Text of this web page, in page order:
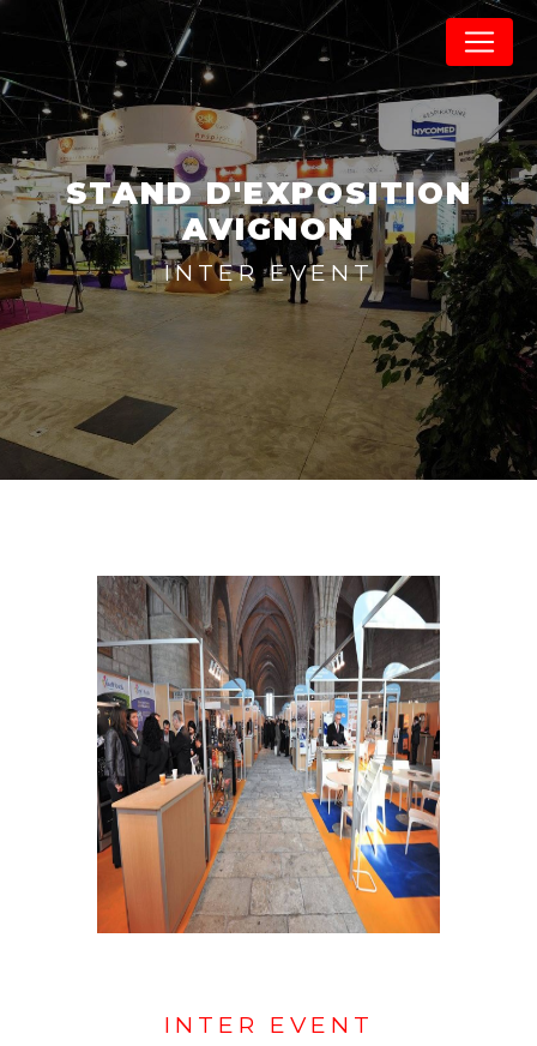
STAND D'EXPOSITION
AVIGNON
INTER EVENT
INTER EVENT
Panneau de gestion des cookies